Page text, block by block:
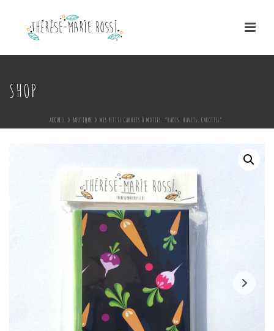
SHOP
ACCUEIL » BOUTIQUE » MES PETITS CARNETS À MOTIFS, “RADIS, NAVETS, CAROTTES”.